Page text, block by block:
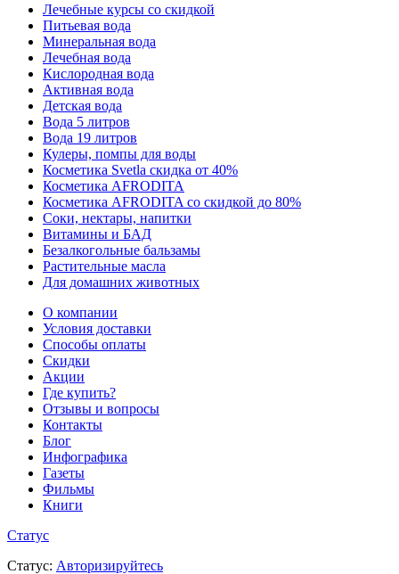
Лечебные курсы со скидкой
Питьевая вода
Минеральная вода
Лечебная вода
Кислородная вода
Активная вода
Детская вода
Вода 5 литров
Вода 19 литров
Кулеры, помпы для воды
Косметика Svetla скидка от 40%
Косметика AFRODITA
Косметика AFRODITA со скидкой до 80%
Соки, нектары, напитки
Витамины и БАД
Безалкогольные бальзамы
Растительные масла
Для домашних животных
О компании
Условия доставки
Способы оплаты
Скидки
Акции
Где купить?
Отзывы и вопросы
Контакты
Блог
Инфографика
Газеты
Фильмы
Книги
Статус
Статус: Авторизируйтесь